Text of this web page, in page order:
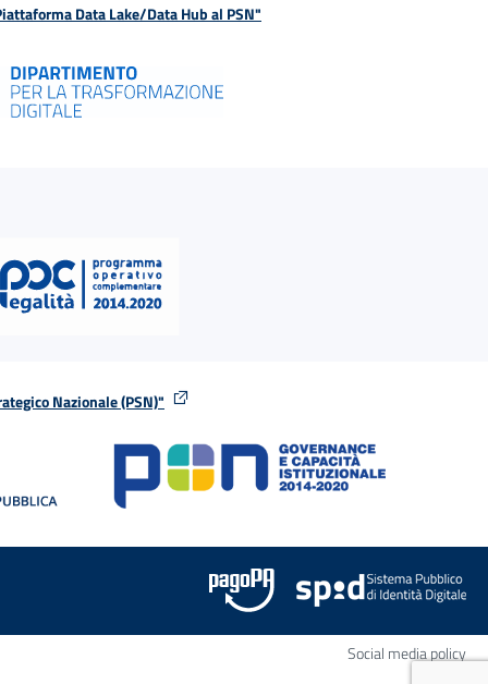
Data Lake/Data Hub al PSN"
Nazionale (PSN)"
stessa finestra
Social media policy